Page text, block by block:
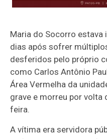
Maria do Socorro estava
dias após sofrer
desferidos pelo próprio
como Carlos Antônio
Área Vermelha da
grave e morreu por volta
feira.
A vítima era servidora